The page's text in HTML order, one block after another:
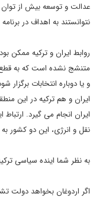
عدالت و توسعه بیش از
نتوانستند به اهداف در
روابط ایران و ترکیه ممکن
متنشج نشده است که به
و یا دوباره انتخابات
ایران و هم ترکیه در این
ایران انجام می گیرد.
نقل و انرژی، این دو کشور
به نظر شما اینده سیاسی
اگر اردوغان بخواهد دولت